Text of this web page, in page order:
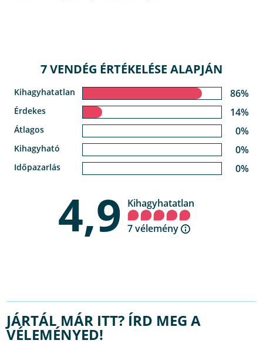
7 VENDÉG ÉRTÉKELÉSE ALAPJÁN
Kihagyhatatlan 86%
Érdekes 14%
Átlagos 0%
Kihagyható 0%
Időpazarlás 0%
4,9 Kihagyhatatlan
7 vélemény
JÁRTÁL MÁR ITT? ÍRD MEG A
VÉLEMÉNYED!